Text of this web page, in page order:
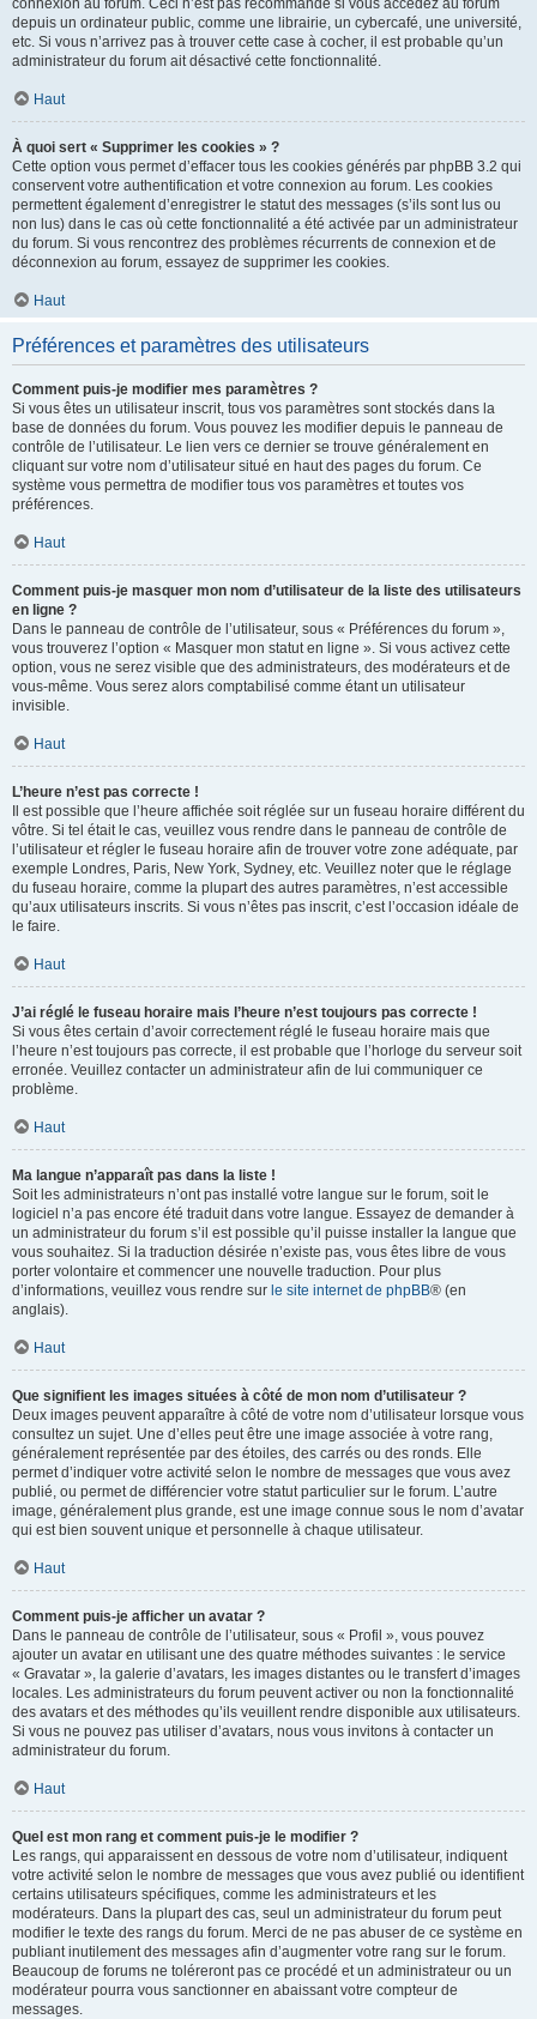
connexion au forum. Ceci n’est pas recommandé si vous accédez au forum
depuis un ordinateur public, comme une librairie, un cybercafé, une université,
etc. Si vous n’arrivez pas à trouver cette case à cocher, il est probable qu’un
administrateur du forum ait désactivé cette fonctionnalité.
Haut
À quoi sert « Supprimer les cookies » ?
Cette option vous permet d’effacer tous les cookies générés par phpBB 3.2 qui
conservent votre authentification et votre connexion au forum. Les cookies
permettent également d’enregistrer le statut des messages (s’ils sont lus ou
non lus) dans le cas où cette fonctionnalité a été activée par un administrateur
du forum. Si vous rencontrez des problèmes récurrents de connexion et de
déconnexion au forum, essayez de supprimer les cookies.
Haut
Préférences et paramètres des utilisateurs
Comment puis-je modifier mes paramètres ?
Si vous êtes un utilisateur inscrit, tous vos paramètres sont stockés dans la
base de données du forum. Vous pouvez les modifier depuis le panneau de
contrôle de l’utilisateur. Le lien vers ce dernier se trouve généralement en
cliquant sur votre nom d’utilisateur situé en haut des pages du forum. Ce
système vous permettra de modifier tous vos paramètres et toutes vos
préférences.
Haut
Comment puis-je masquer mon nom d’utilisateur de la liste des utilisateurs
en ligne ?
Dans le panneau de contrôle de l’utilisateur, sous « Préférences du forum »,
vous trouverez l’option « Masquer mon statut en ligne ». Si vous activez cette
option, vous ne serez visible que des administrateurs, des modérateurs et de
vous-même. Vous serez alors comptabilisé comme étant un utilisateur
invisible.
Haut
L’heure n’est pas correcte !
Il est possible que l’heure affichée soit réglée sur un fuseau horaire différent du
vôtre. Si tel était le cas, veuillez vous rendre dans le panneau de contrôle de
l’utilisateur et régler le fuseau horaire afin de trouver votre zone adéquate, par
exemple Londres, Paris, New York, Sydney, etc. Veuillez noter que le réglage
du fuseau horaire, comme la plupart des autres paramètres, n’est accessible
qu’aux utilisateurs inscrits. Si vous n’êtes pas inscrit, c’est l’occasion idéale de
le faire.
Haut
J’ai réglé le fuseau horaire mais l’heure n’est toujours pas correcte !
Si vous êtes certain d’avoir correctement réglé le fuseau horaire mais que
l’heure n’est toujours pas correcte, il est probable que l’horloge du serveur soit
erronée. Veuillez contacter un administrateur afin de lui communiquer ce
problème.
Haut
Ma langue n’apparaît pas dans la liste !
Soit les administrateurs n’ont pas installé votre langue sur le forum, soit le
logiciel n’a pas encore été traduit dans votre langue. Essayez de demander à
un administrateur du forum s’il est possible qu’il puisse installer la langue que
vous souhaitez. Si la traduction désirée n’existe pas, vous êtes libre de vous
porter volontaire et commencer une nouvelle traduction. Pour plus
d’informations, veuillez vous rendre sur le site internet de phpBB® (en
anglais).
Haut
Que signifient les images situées à côté de mon nom d’utilisateur ?
Deux images peuvent apparaître à côté de votre nom d’utilisateur lorsque vous
consultez un sujet. Une d’elles peut être une image associée à votre rang,
généralement représentée par des étoiles, des carrés ou des ronds. Elle
permet d’indiquer votre activité selon le nombre de messages que vous avez
publié, ou permet de différencier votre statut particulier sur le forum. L’autre
image, généralement plus grande, est une image connue sous le nom d’avatar
qui est bien souvent unique et personnelle à chaque utilisateur.
Haut
Comment puis-je afficher un avatar ?
Dans le panneau de contrôle de l’utilisateur, sous « Profil », vous pouvez
ajouter un avatar en utilisant une des quatre méthodes suivantes : le service
« Gravatar », la galerie d’avatars, les images distantes ou le transfert d’images
locales. Les administrateurs du forum peuvent activer ou non la fonctionnalité
des avatars et des méthodes qu’ils veuillent rendre disponible aux utilisateurs.
Si vous ne pouvez pas utiliser d’avatars, nous vous invitons à contacter un
administrateur du forum.
Haut
Quel est mon rang et comment puis-je le modifier ?
Les rangs, qui apparaissent en dessous de votre nom d’utilisateur, indiquent
votre activité selon le nombre de messages que vous avez publié ou identifient
certains utilisateurs spécifiques, comme les administrateurs et les
modérateurs. Dans la plupart des cas, seul un administrateur du forum peut
modifier le texte des rangs du forum. Merci de ne pas abuser de ce système en
publiant inutilement des messages afin d’augmenter votre rang sur le forum.
Beaucoup de forums ne toléreront pas ce procédé et un administrateur ou un
modérateur pourra vous sanctionner en abaissant votre compteur de
messages.